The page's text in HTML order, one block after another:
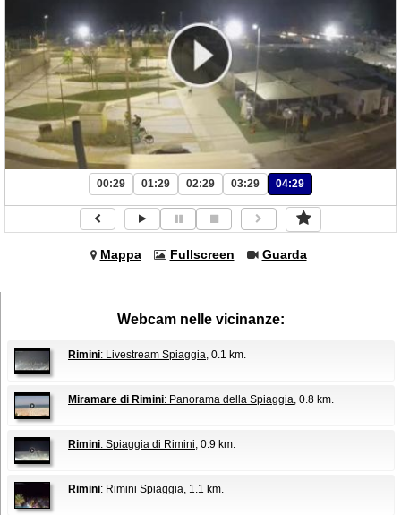
00:29 01:29 02:29 03:29 04:29
Mappa Fullscreen Guarda
Webcam nelle vicinanze:
Rimini: Livestream Spiaggia , 0.1 km.
Miramare di Rimini: Panorama della Spiaggia , 0.8 km.
Rimini: Spiaggia di Rimini , 0.9 km.
Rimini: Rimini Spiaggia , 1.1 km.